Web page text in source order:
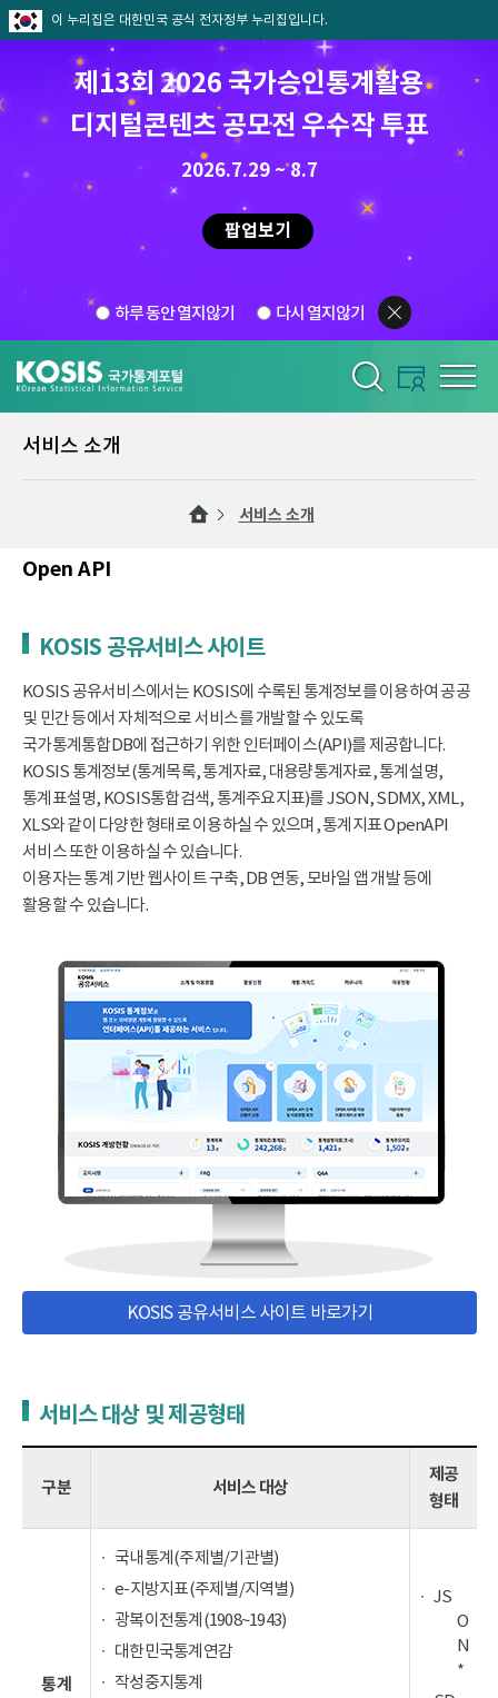
이 누리집은 대한민국 공식 전자정부 누리집입니다.
제13회 2026 국가승인통계활용
디지털콘텐츠 공모전 우수작 투표
2026.7.29 ~ 8.7
팝업보기
하루 동안 열지않기 다시 열지않기
서비스 소개
서비스 소개
Open API
KOSIS 공유서비스 사이트
KOSIS 공유서비스에서는 KOSIS에 수록된 통계정보를 이용하여 공공
및 민간 등에서 자체적으로 서비스를 개발할 수 있도록
국가통계통합DB에 접근하기 위한 인터페이스(API)를 제공합니다.
KOSIS 통계정보(통계목록, 통계자료, 대용량통계자료, 통계설명,
통계표설명, KOSIS통합검색, 통계주요지표)를 JSON, SDMX, XML,
XLS와 같이 다양한 형태로 이용하실 수 있으며, 통계지표 OpenAPI
서비스 또한 이용하실 수 있습니다.
이용자는 통계 기반 웹사이트 구축, DB 연동, 모바일 앱 개발 등에
활용할 수 있습니다.
KOSIS 공유서비스 사이트 바로가기
서비스 대상 및 제공형태
구분 서비스 대상
제공
형태
통계
국내통계(주제별/기관별)
e-지방지표(주제별/지역별)
광복이전통계(1908~1943)
대한민국통계연감
작성중지통계
JS
O
N
*